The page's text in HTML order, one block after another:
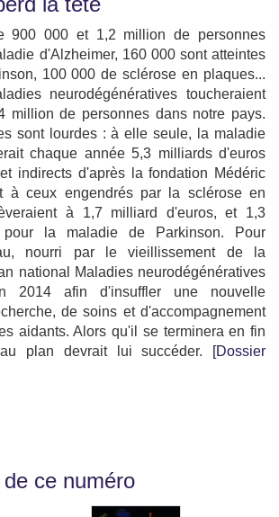
900 000 et 1,2 million de personnes
d'Alzheimer, 160 000 sont atteintes
100 000 de sclérose en plaques...
neurodégénératives toucheraient
million de personnes dans notre pays.
sont lourdes : à elle seule, la maladie
chaque année 5,3 milliards d'euros
indirects d'après la fondation Médéric
à ceux engendrés par la sclérose en
à 1,7 milliard d'euros, et 1,3
pour la maladie de Parkinson. Pour
nourri par le vieillissement de la
national Maladies neurodégénératives
2014 afin d'insuffler une nouvelle
de soins et d'accompagnement
aidants. Alors qu'il se terminera en fin
plan devrait lui succéder.
[Dossier
ce numéro